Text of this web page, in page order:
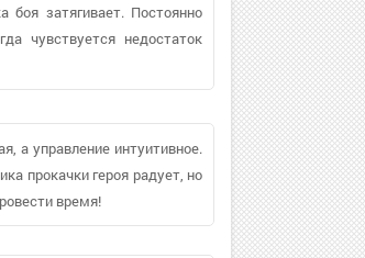
боя затягивает. Постоянно
чувствуется недостаток
а управление интуитивное.
прокачки героя радует, но
время!